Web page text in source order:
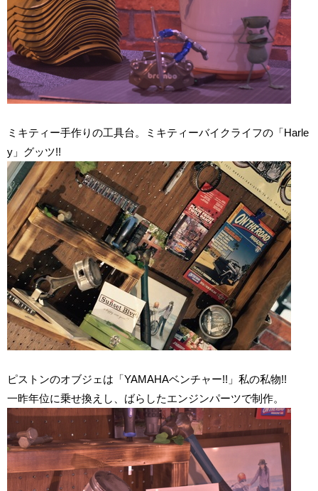
ミキティー手作りの工具台。ミキティーバイクライフの「Harle
y」グッツ!!
ピストンのオブジェは「YAMAHAベンチャー!!」私の私物!!
一昨年位に乗せ換えし、ばらしたエンジンパーツで制作。